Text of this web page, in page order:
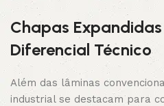
Chapas
Diferencial Técnico
Além das lâminas
industrial se destacam para